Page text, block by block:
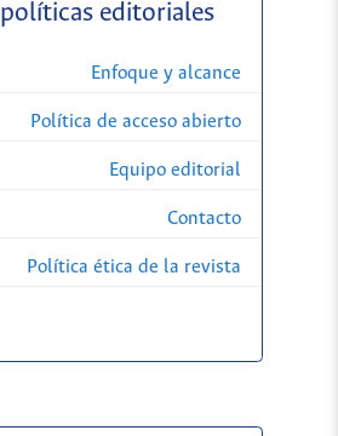
políticas editoriales
Enfoque y alcance
Política de acceso abierto
Equipo editorial
Contacto
Política ética de la revista